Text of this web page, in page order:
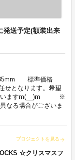
発送予定(額装出来
標準価格
となります。希望
願いますm(__)m ※
なる場合がございま
プロジェクトを見る arrow_forward
☆クリスマスフ